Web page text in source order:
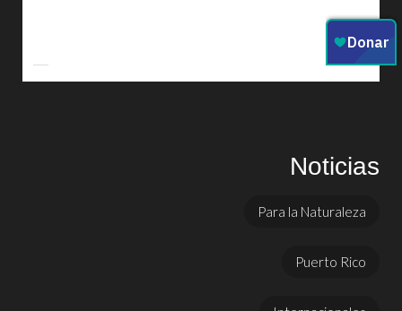
Noticias
Para la Naturaleza
Puerto Rico